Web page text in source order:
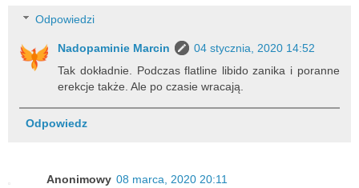
Odpowiedzi
Nadopaminie Marcin
04 stycznia, 2020 14:52
Tak dokładnie. Podczas flatline libido zanika i poranne
erekcje także. Ale po czasie wracają.
Odpowiedz
Anonimowy 08 marca, 2020 20:11